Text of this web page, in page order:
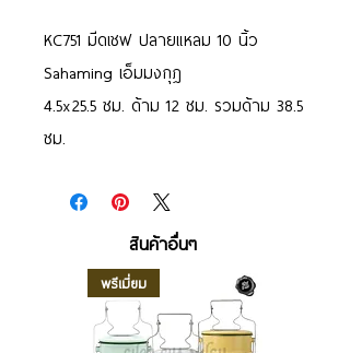
KC751 มีดเชฟ ปลายแหลม 10 นิ้ว
Sahaming เอ็มมงกุฎ
4.5x25.5 ซม. ด้าม 12 ซม. รวมด้าม 38.5
ซม.
สินค้าอื่นๆ
พรีเมี่ยม